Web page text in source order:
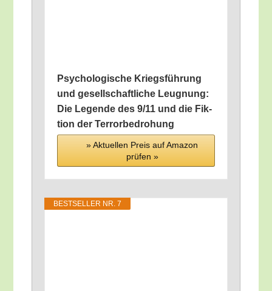
Psy­cho­lo­gi­sche Kriegs­füh­rung
und gesell­schaft­li­che Leug­nung:
Die Legen­de des 9/​11 und die Fik­
ti­on der Terrorbedrohung
» Aktu­el­len Preis auf Ama­zon
prü­fen »
BEST­SEL­LER NR. 7